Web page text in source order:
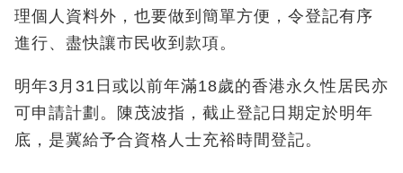
理個人資料外，也要做到簡單方便，令登記有序
進行、盡快讓市民收到款項。
明年3月31日或以前年滿18歲的香港永久性居民亦
可申請計劃。陳茂波指，截止登記日期定於明年
底，是冀給予合資格人士充裕時間登記。